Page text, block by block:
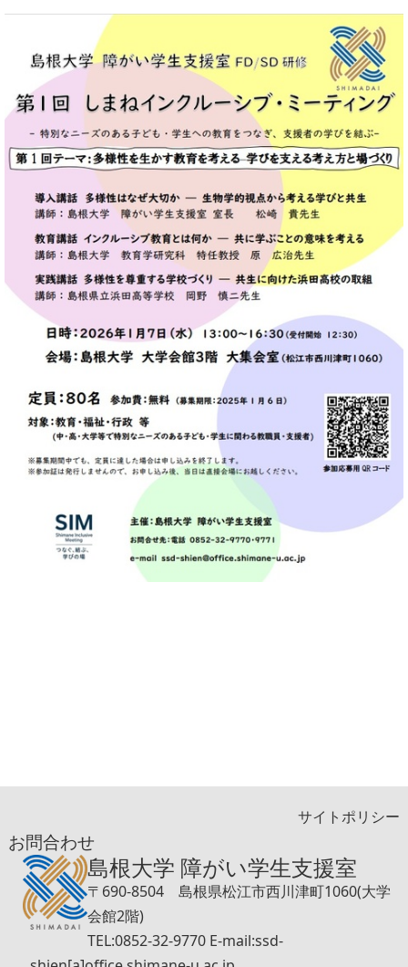
サイトポリシー
お問合わせ
島根大学 障がい学生支援室
〒690-8504 島根県松江市西川津町1060(大学
会館2階)
TEL:0852-32-9770 E-mail:ssd-